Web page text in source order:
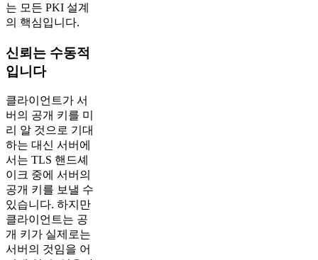
는 모든 PKI 설계
의 핵심입니다.
신뢰는 수동적
입니다
클라이언트가 서
버의 공개 키를 미
리 알 것으로 기대
하는 대신 서버에
서는 TLS 핸드셰
이크 중에 서버의
공개 키를 보낼 수
있습니다. 하지만
클라이언트는 공
개 키가 실제로는
서버의 것임을 어